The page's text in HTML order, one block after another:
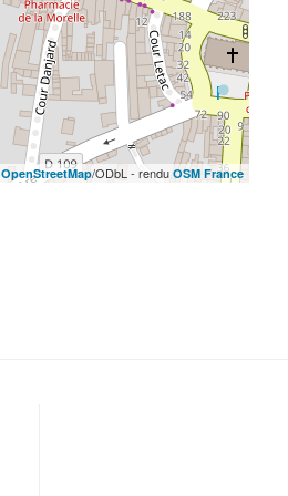
OpenStreetMap/ODbL - rendu OSM France